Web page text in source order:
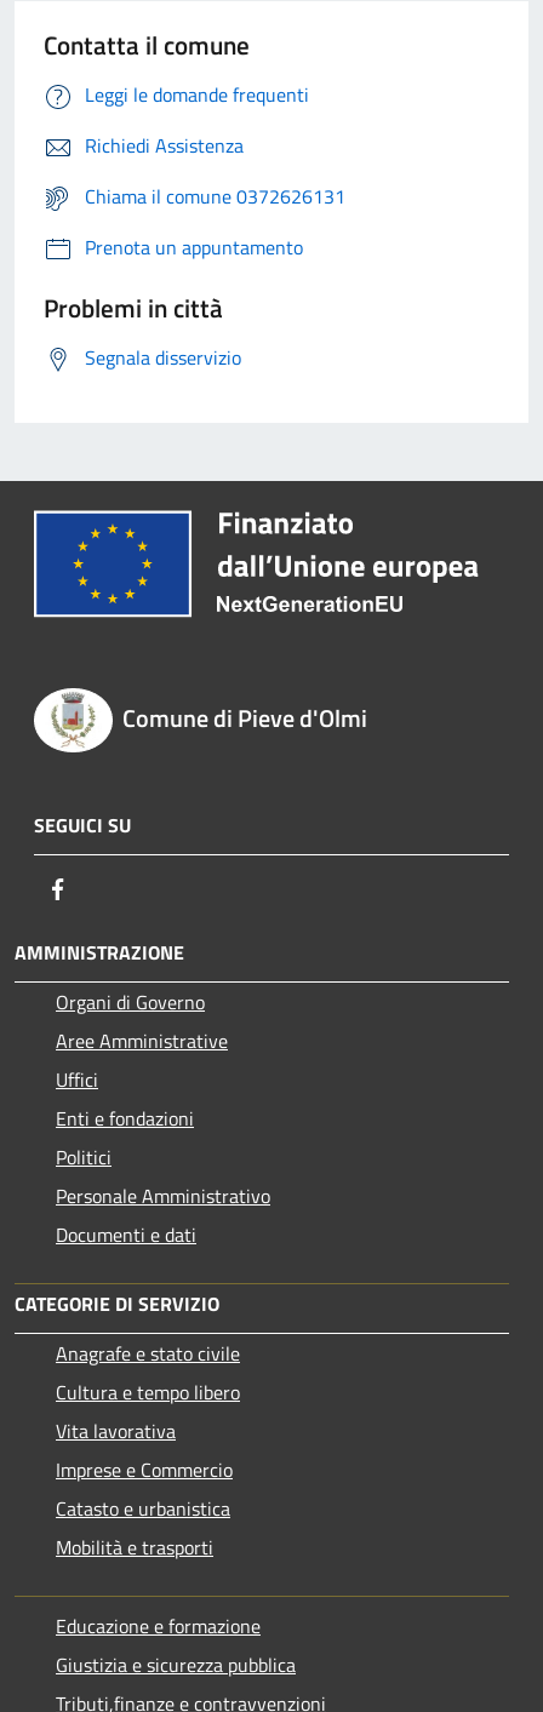
Contatta il comune
Leggi le domande frequenti
Richiedi Assistenza
Chiama il comune 0372626131
Prenota un appuntamento
Problemi in città
Segnala disservizio
Comune di Pieve d'Olmi
SEGUICI SU
AMMINISTRAZIONE
Organi di Governo
Aree Amministrative
Uffici
Enti e fondazioni
Politici
Personale Amministrativo
Documenti e dati
CATEGORIE DI SERVIZIO
Anagrafe e stato civile
Cultura e tempo libero
Vita lavorativa
Imprese e Commercio
Catasto e urbanistica
Mobilità e trasporti
Educazione e formazione
Giustizia e sicurezza pubblica
Tributi,finanze e contravvenzioni